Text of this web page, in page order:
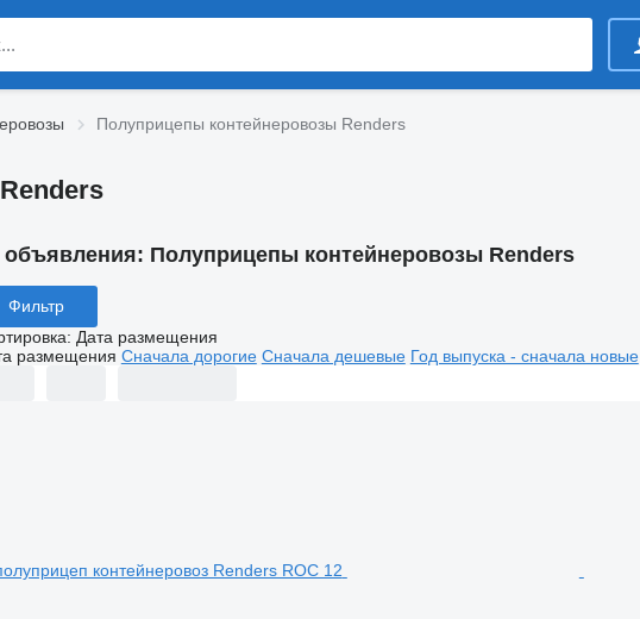
Полуприцепы контейнеровозы Renders
объявления: Полуприцепы контейнеровозы Renders
Фильтр
: Дата размещения
размещения Сначала дорогие Сначала дешевые Год выпуска - сначала новые